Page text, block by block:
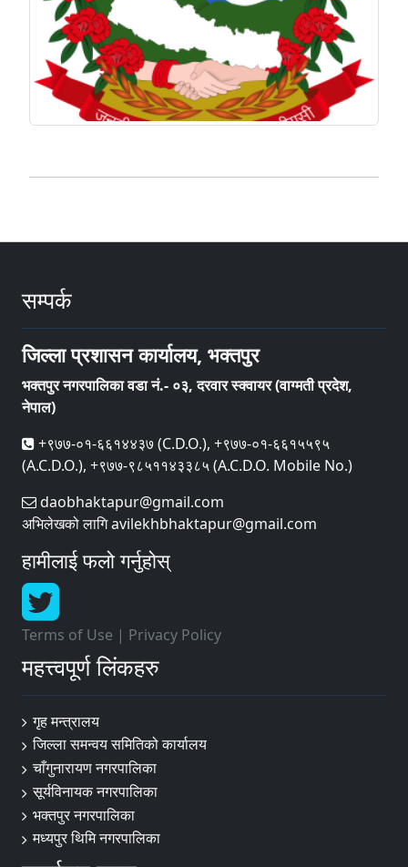
सम्पर्क
जिल्ला प्रशासन कार्यालय, भक्तपुर
भक्तपुर नगरपालिका वडा नं.- ०३, दरवार स्क्वायर (वाग्मती प्रदेश,
नेपाल)
+९७७-०१-६६१४४३७ (C.D.O.), +९७७-०१-६६१५५९५
(A.C.D.O.), +९७७-९८५११४३३८५ (A.C.D.O. Mobile No.)
daobhaktapur@gmail.com
अभिलेखको लागि avilekhbhaktapur@gmail.com
हामीलाई फलो गर्नुहोस्
Terms of Use | Privacy Policy
महत्त्वपूर्ण लिंकहरु
गृह मन्त्रालय
जिल्ला समन्वय समितिको कार्यालय
चाँगुनारायण नगरपालिका
सूर्यविनायक नगरपालिका
भक्तपुर नगरपालिका
मध्यपुर थिमि नगरपालिका